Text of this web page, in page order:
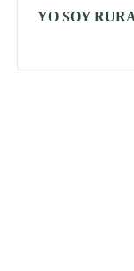
YO SOY